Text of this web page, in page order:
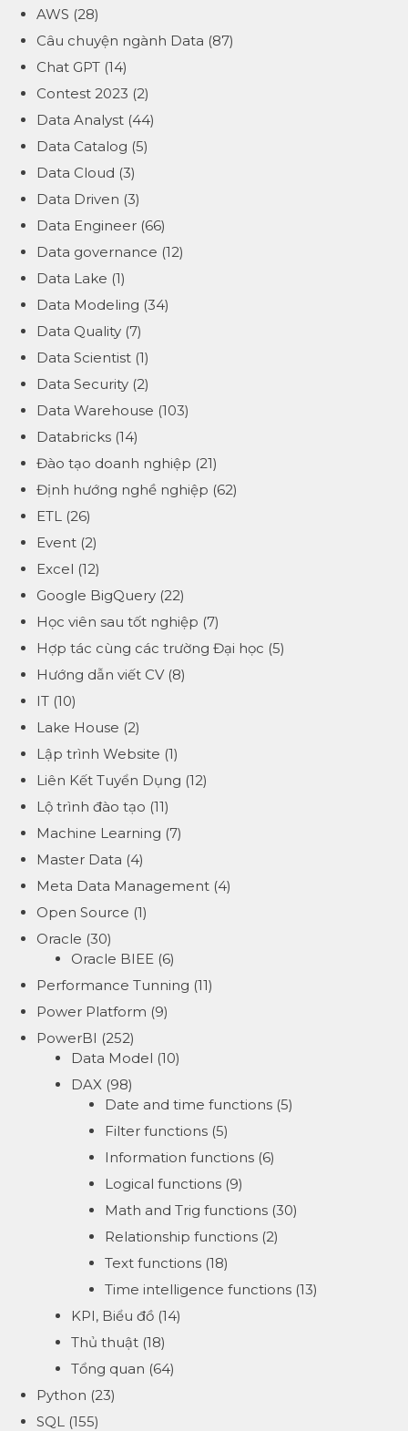
AWS (28)
Câu chuyện ngành Data (87)
Chat GPT (14)
Contest 2023 (2)
Data Analyst (44)
Data Catalog (5)
Data Cloud (3)
Data Driven (3)
Data Engineer (66)
Data governance (12)
Data Lake (1)
Data Modeling (34)
Data Quality (7)
Data Scientist (1)
Data Security (2)
Data Warehouse (103)
Databricks (14)
Đào tạo doanh nghiệp (21)
Định hướng nghề nghiệp (62)
ETL
(26)
Event (2)
Excel (12)
Google BigQuery (22)
Học viên sau tốt nghiệp (7)
Hợp tác cùng các trường Đại học (5)
Hướng dẫn viết CV(8)
IT (10)
Lake House (2)
Lập trình Website (1)
Liên Kết Tuyển Dụng (12)
Lộ trình đào tạo (11)
Machine Learning (7)
Master Data (4)
Meta Data Management (4)
Open Source (1)
Oracle (30)
Oracle BIEE (6)
Performance Tunning (11)
Power Platform (9)
PowerBI (252)
Data Model (10)
DAX (98)
Date and time functions (5)
Filter functions (5)
Information functions (6)
Logical functions (9)
Math and Trig functions (30)
Relationship functions (2)
Text functions (18)
Time intelligence functions (13)
KPI, Biểu đồ(14)
Thủ thuật(18)
Tổng quan (64)
Python (23)
SQL
(155)